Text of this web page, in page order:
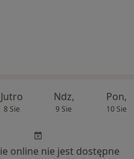
Jutro
8 Sie
Ndz,
9 Sie
Pon,
10 Sie
online nie jest dostępne